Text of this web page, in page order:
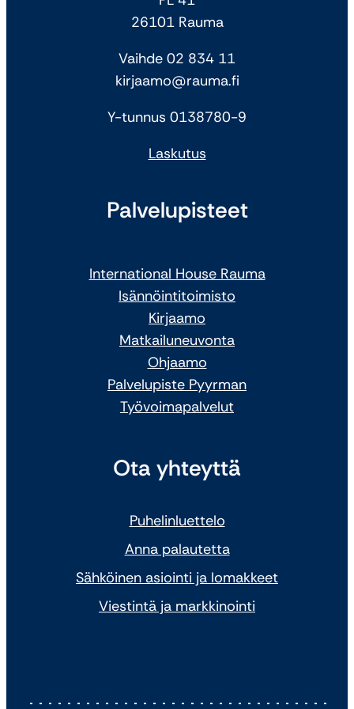
26101 Rauma
Vaihde 02 834 11
kirjaamo@rauma.fi
Y-tunnus 0138780-9
Laskutus
Palvelupisteet
International House Rauma
Isännöintitoimisto
Kirjaamo
Matkailuneuvonta
Ohjaamo
Palvelupiste Pyyrman
Työvoimapalvelut
Ota yhteyttä
Puhelinluettelo
Anna palautetta
Sähköinen asiointi ja lomakkeet
Viestintä ja markkinointi